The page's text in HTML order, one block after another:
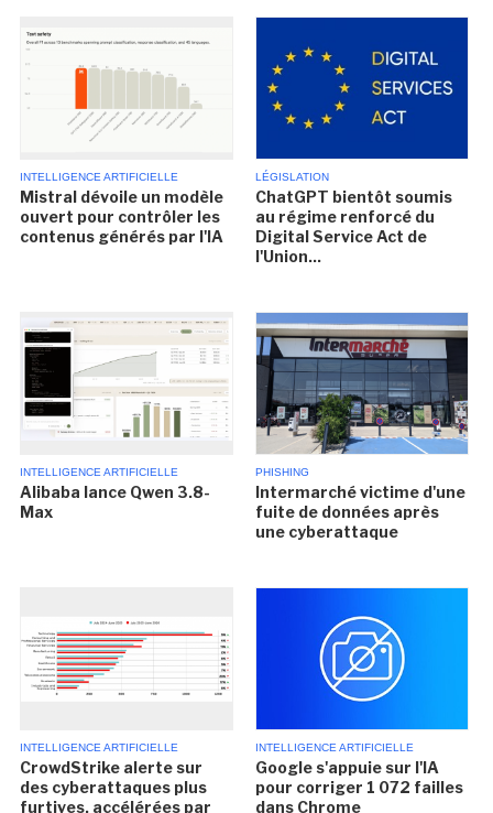
INTELLIGENCE ARTIFICIELLE
Mistral dévoile un modèle
ouvert pour contrôler les
contenus générés par l'IA
LÉGISLATION
ChatGPT bientôt soumis
au régime renforcé du
Digital Service Act de
l'Union...
INTELLIGENCE ARTIFICIELLE
Alibaba lance Qwen 3.8-
Max
PHISHING
Intermarché victime d'une
fuite de données après
une cyberattaque
INTELLIGENCE ARTIFICIELLE
CrowdStrike alerte sur
des cyberattaques plus
furtives, accélérées par
INTELLIGENCE ARTIFICIELLE
Google s'appuie sur l'IA
pour corriger 1 072 failles
dans Chrome